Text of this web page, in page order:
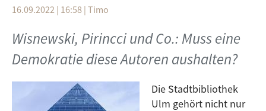
über Neuigkeiten in der Antirassismus-Bewegung.
16.09.2022 | 16:58 | Timo
Wisnewski, Pirincci und Co.: Muss eine
Demokratie diese Autoren aushalten?
Die Stadtbibliothek
Ulm gehört nicht nur